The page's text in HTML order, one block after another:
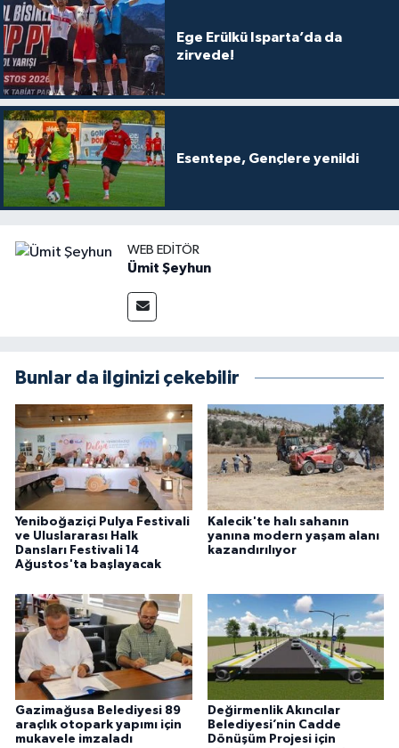
Ege Erülkü Isparta’da da
zirvede!
Esentepe, Gençlere yenildi
WEB EDITÖR
Ümit Şeyhun
Bunlar da ilginizi çekebilir
Yeniboğaziçi Pulya Festivali
ve Uluslararası Halk
Dansları Festivali 14
Ağustos'ta başlayacak
Kalecik'te halı sahanın
yanına modern yaşam alanı
kazandırılıyor
Gazimağusa Belediyesi 89
araçlık otopark yapımı için
mukavele imzaladı
Değirmenlik Akıncılar
Belediyesi’nin Cadde
Dönüşüm Projesi için